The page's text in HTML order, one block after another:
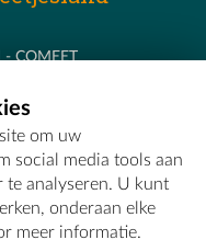
- COMEET
om uw
social media tools aan
te analyseren. U kunt
onderaan elke
meer informatie.